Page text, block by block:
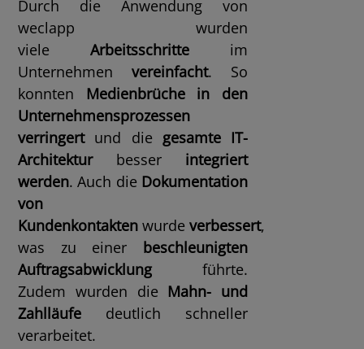
Durch die Anwendung von
weclapp wurden
vieleArbeitsschritte im
Unternehmenvereinfacht. So
konnten Medienbrüche in den
Unternehmensprozessen
verringert und die gesamte IT-
Architekturbesser integriert
werden. Auch die Dokumentation
von
Kundenkontakten wurdeverbessert,
was zu einer beschleunigten
Auftragsabwicklung führte.
Zudem wurden die Mahn- und
Zahlläufe deutlich schneller
verarbeitet.